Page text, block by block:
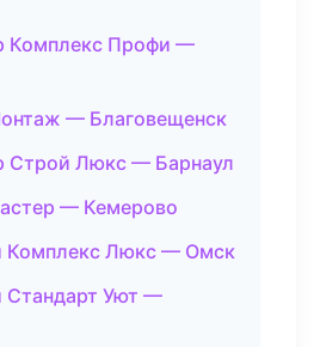
Комплекс Профи —
— Благовещенск
Строй Люкс — Барнаул
— Кемерово
Комплекс Люкс — Омск
Стандарт Уют —